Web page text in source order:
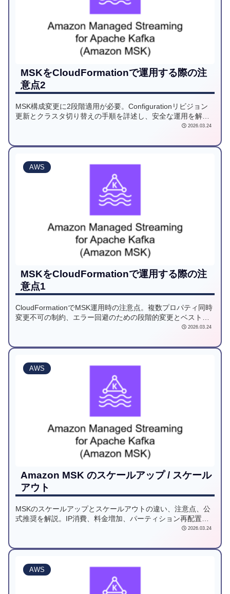
MSKをCloudFormationで運用する際の注
意点2
MSK構成変更に2段階適用が必要。Configurationリビジョン
更新とクラスタ切り替えの手順を詳述し、安全な運用を解
2026.03.24
AWS
MSKをCloudFormationで運用する際の注
意点1
CloudFormationでMSK運用時の注意点。複数プロパティ同時
変更不可の制約、エラー回避のための段階的変更とベストプ
2026.03.24
AWS
Amazon MSK のスケールアップ / スケール
アウト
MSKのスケールアップとスケールアウトの違い、注意点、公
式推奨を解説。IP消費、料金増加、パーティション再配置な
2026.03.24
AWS